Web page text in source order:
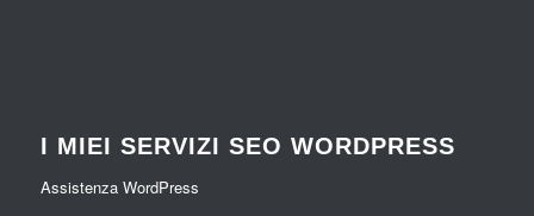
I MIEI SERVIZI SEO WORDPRESS
Assistenza WordPress